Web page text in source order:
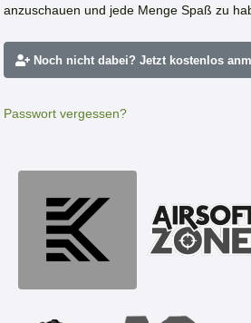
anzuschauen und jede Menge Spaß zu
Noch nicht dabei? Jetzt kostenlos
Passwort vergessen?